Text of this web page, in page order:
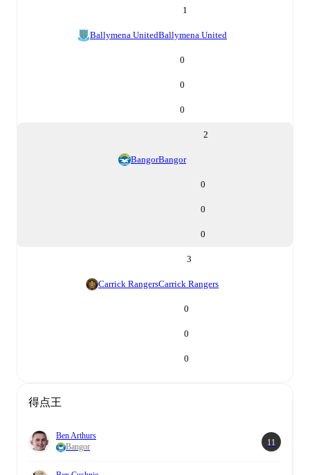
1
Ballymena UnitedBallymena United
0
0
0
2
BangorBangor
0
0
0
3
Carrick RangersCarrick Rangers
0
0
0
得点王
Ben Arthurs
Bangor
11